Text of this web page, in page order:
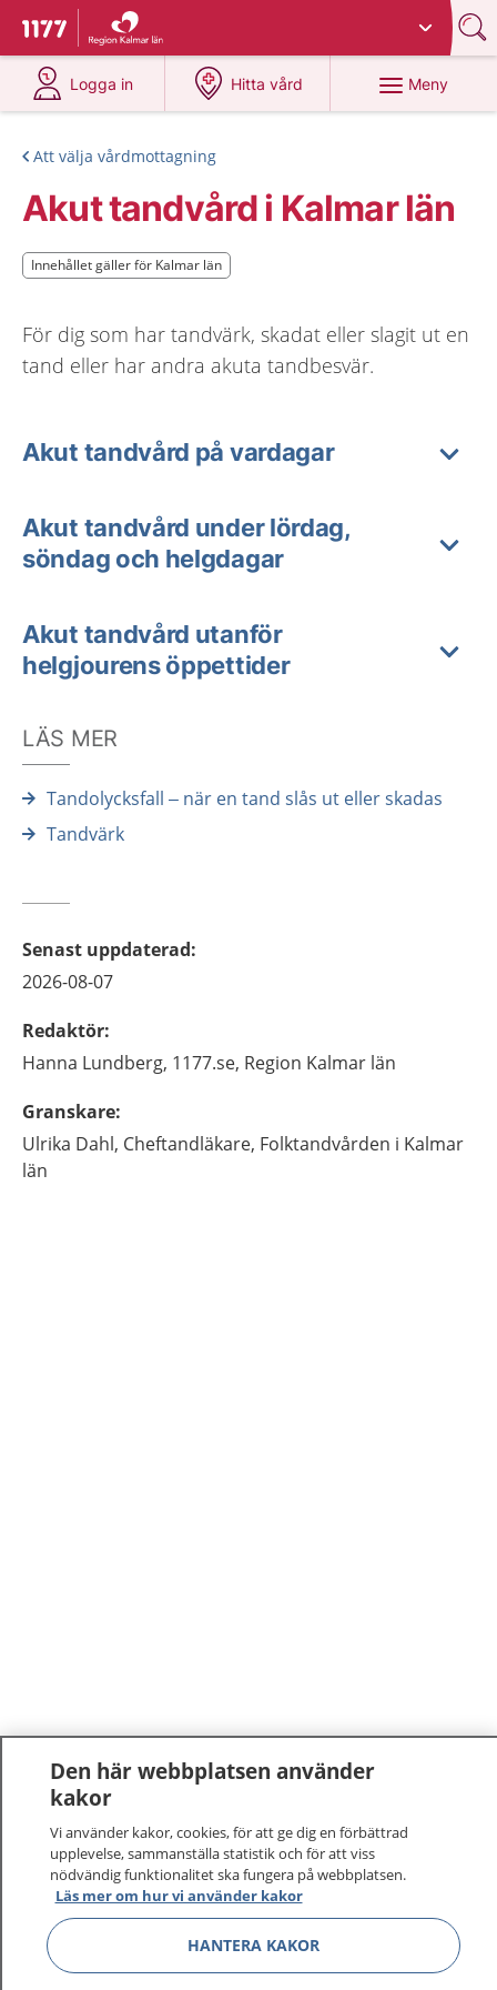
Till startsidan för 1177
Du har valt region
Logga in
på 1177.se
Hitta vård
på 1177.se
Meny
Att välja vårdmottagning
Akut tandvård i Kalmar län
Innehållet gäller för Kalmar län
Innehållet gäller för Kalmar län
För dig som har tandvärk, skadat eller slagit ut en
tand eller har andra akuta tandbesvär.
Akut tandvård på vardagar
Akut tandvård under lördag,
söndag och helgdagar
Akut tandvård utanför
helgjourens öppettider
LÄS MER
Tandolycksfall – när en tand slås ut eller skadas
Tandvärk
Senast uppdaterad:
2026-08-07
Redaktör:
Hanna Lundberg, 1177.se, Region Kalmar län
Granskare:
Ulrika Dahl, Cheftandläkare, Folktandvården i Kalmar
län
1177–tryggt om din hälsa och vård
På 1177.se får du råd om hälsa och information om
Den här webbplatsen använder
kakor
Vi använder kakor, cookies, för att ge dig en förbättrad
upplevelse, sammanställa statistik och för att viss
nödvändig funktionalitet ska fungera på webbplatsen.
Läs mer om hur vi använder kakor
HANTERA KAKOR